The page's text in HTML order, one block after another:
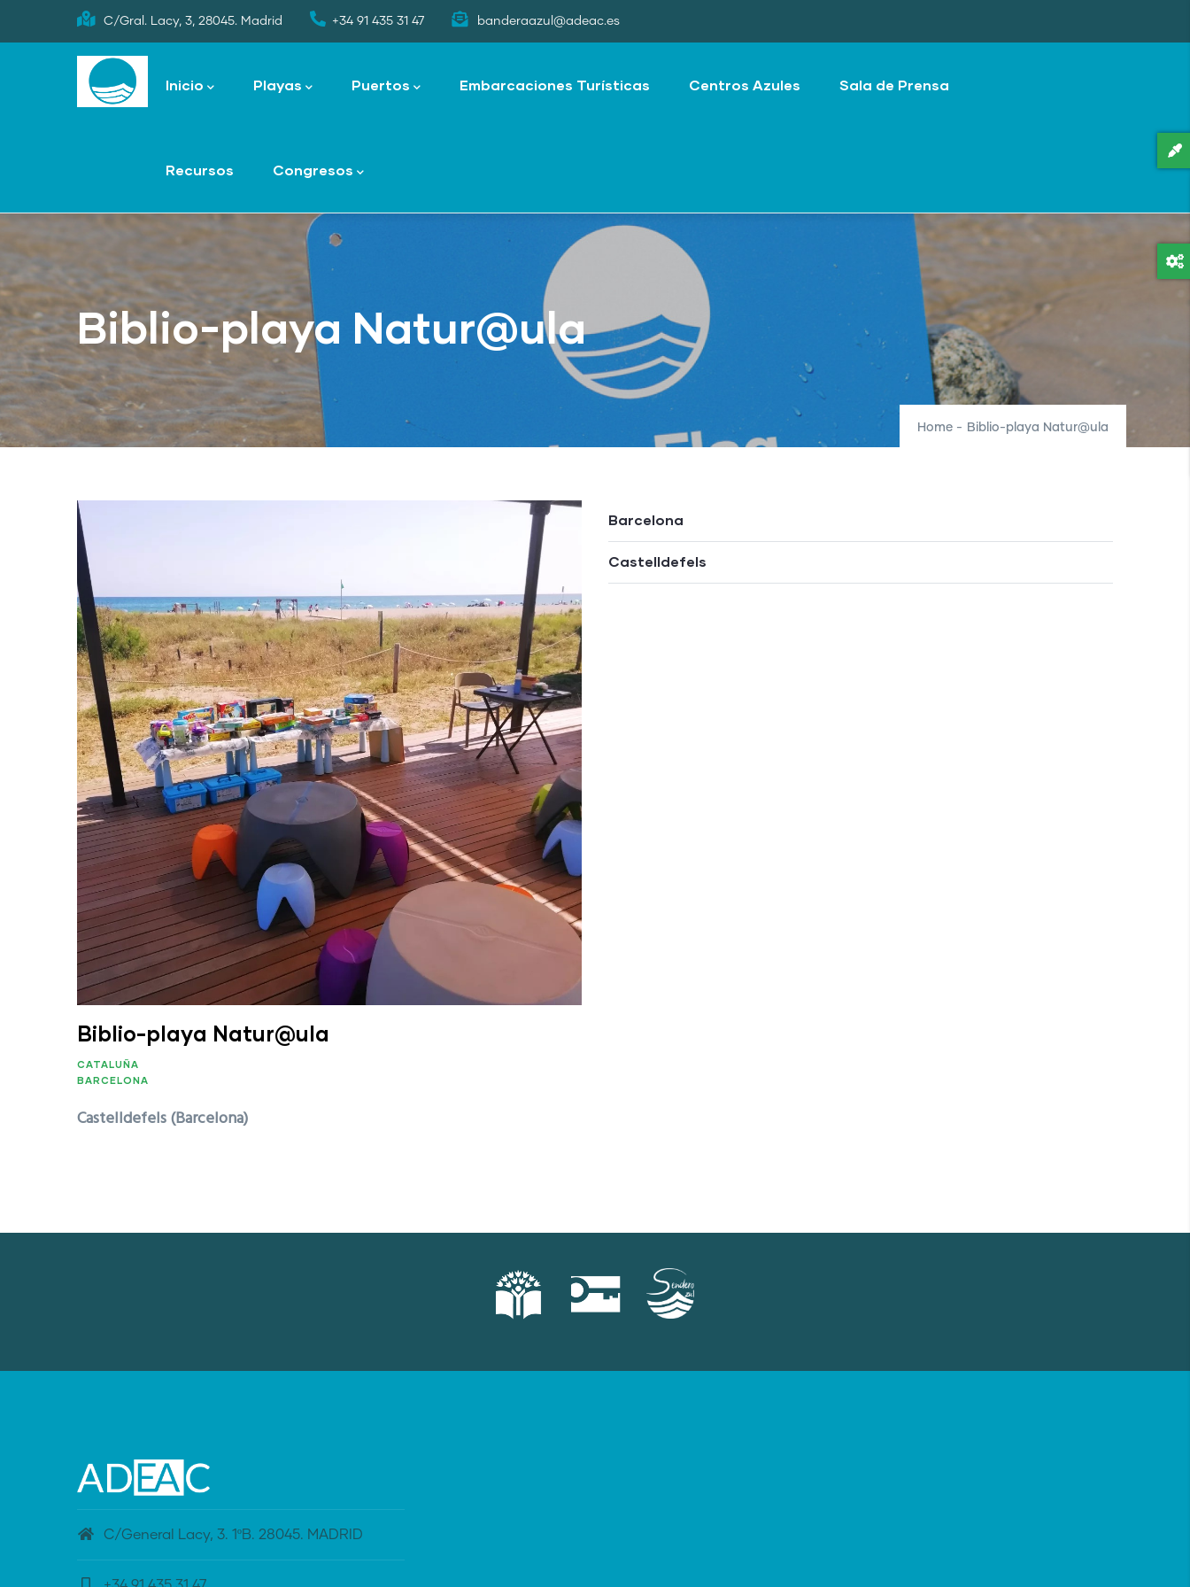
to
C/Gral. Lacy, 3, 28045. Madrid +34 91 435 31 47 banderaazul@adeac.es
navigation
Inicio Playas Puertos Embarcaciones Turísticas Centros Azules Sala de Prensa
Recursos Congresos
Biblio-playa Natur@ula
Home - Biblio-playa Natur@ula
Barcelona
Castelldefels
Biblio-playa Natur@ula
CATALUÑA
BARCELONA
Castelldefels (Barcelona)
C/General Lacy, 3. 1ºB. 28045. MADRID